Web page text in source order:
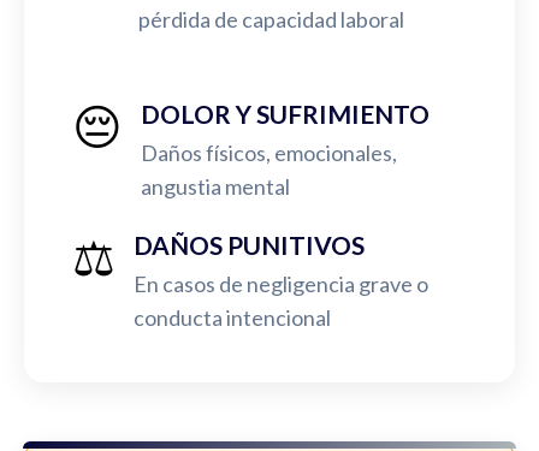
pérdida de capacidad laboral
😔 DOLOR Y SUFRIMIENTO
Daños físicos, emocionales,
angustia mental
⚖️ DAÑOS PUNITIVOS
En casos de negligencia grave o
conducta intencional